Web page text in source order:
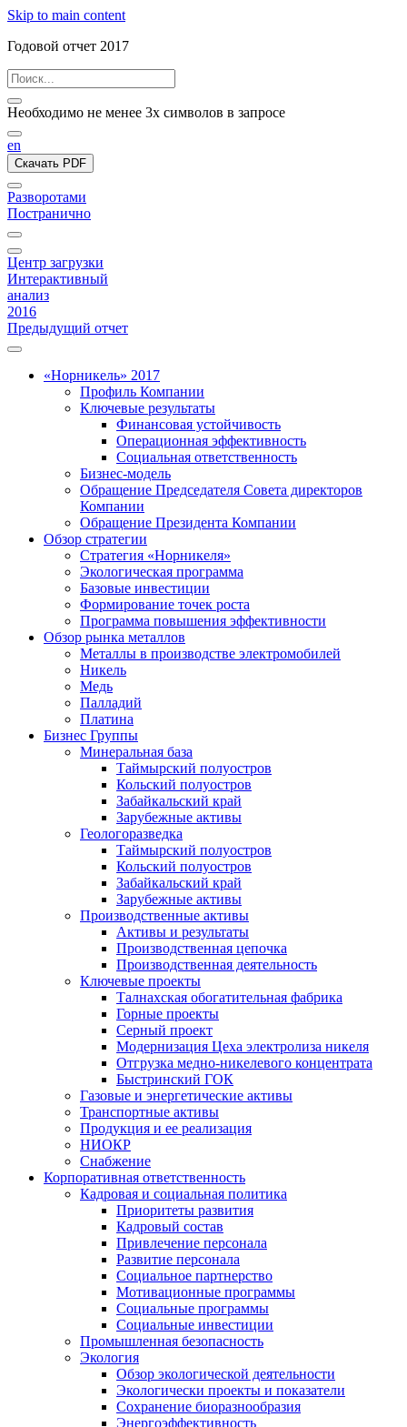
Skip to main content
Годовой отчет 2017
Необходимо не менее 3х символов в запросе
en
Скачать PDF
Разворотами
Постранично
Центр загрузки
Интерактивный
анализ
2016
Предыдущий отчет
«Норникель» 2017
Профиль Компании
Ключевые результаты
Финансовая устойчивость
Операционная эффективность
Социальная ответственность
Бизнес-модель
Обращение Председателя Совета директоров
Компании
Обращение Президента Компании
Обзор стратегии
Стратегия «Норникеля»
Экологическая программа
Базовые инвестиции
Формирование точек роста
Программа повышения эффективности
Обзор рынка металлов
Металлы в производстве электромобилей
Никель
Медь
Палладий
Платина
Бизнес Группы
Минеральная база
Таймырский полуостров
Кольский полуостров
Забайкальский край
Зарубежные активы
Геологоразведка
Таймырский полуостров
Кольский полуостров
Забайкальский край
Зарубежные активы
Производственные активы
Активы и результаты
Производственная цепочка
Производственная деятельность
Ключевые проекты
Талнахская обогатительная фабрика
Горные проекты
Серный проект
Модернизация Цеха электролиза никеля
Отгрузка медно-никелевого концентрата
Быстринский ГОК
Газовые и энергетические активы
Транспортные активы
Продукция и ее реализация
НИОКР
Снабжение
Корпоративная ответственность
Кадровая и социальная политика
Приоритеты развития
Кадровый состав
Привлечение персонала
Развитие персонала
Социальное партнерство
Мотивационные программы
Социальные программы
Социальные инвестиции
Промышленная безопасность
Экология
Обзор экологической деятельности
Экологически проекты и показатели
Сохранение биоразнообразия
Энергоэффективность